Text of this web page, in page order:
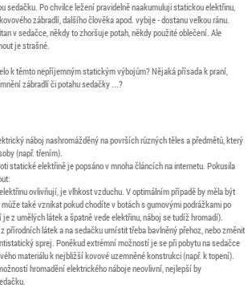
sedačku. Po chvilce ležení pravidelně naakumuluji statickou elektřinu,
zábradlí, dalšího člověka apod. vybije - dostanu velkou ránu.
v sedačce, někdy to zhoršuje potah, někdy použité oblečení. Ale
je strašné.
k těmto nepříjemným statickým výbojům? Nějaká přísada k praní,
zábradlí či potahu sedačky ...?
náboj nashromážděný na površích různých těles a předmětů, který
(např. třením).
statické elektřině je popsáno v mnoha článcích na internetu. Pokusila
ovlivňují, je vlhkost vzduchu. V optimálním případě by měla být
také vznikat pokud chodíte v botách s gumovými podrážkami po
z umělých látek a špatně vede elektřinu, náboj se tudíž hromadí).
přírodních látek a na sedačku umístit třeba bavlněný přehoz, nebo změnit
sprej. Poněkud extrémní možností je se při pobytu na sedačce
materiálu k nejbližší kovové uzemněné konstrukci (např. k topení).
hromadění elektrického náboje neovlivní, nejlepší by